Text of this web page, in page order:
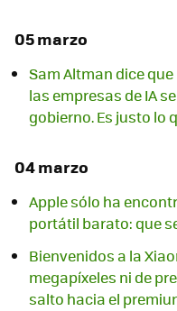
05 marzo
Sam Altman dice
las empresas de IA
gobierno. Es justo lo
04 marzo
Apple sólo ha
portátil barato: que
Bienvenidos a la
megapíxeles ni de
salto hacia el